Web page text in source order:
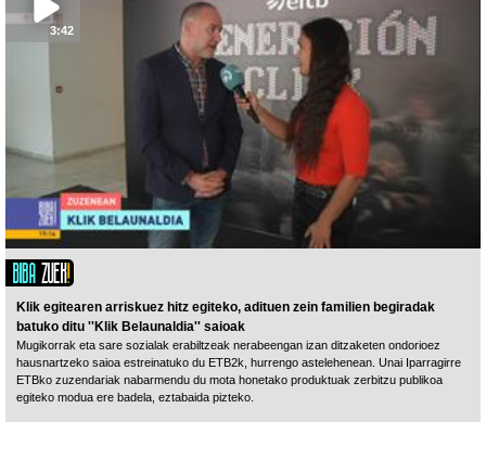
3:42
Klik egitearen arriskuez hitz egiteko, adituen zein familien begiradak
batuko ditu ''Klik Belaunaldia'' saioak
Mugikorrak eta sare sozialak erabiltzeak nerabeengan izan ditzaketen ondorioez
hausnartzeko saioa estreinatuko du ETB2k, hurrengo astelehenean. Unai Iparragirre
ETBko zuzendariak nabarmendu du mota honetako produktuak zerbitzu publikoa
egiteko modua ere badela, eztabaida pizteko.